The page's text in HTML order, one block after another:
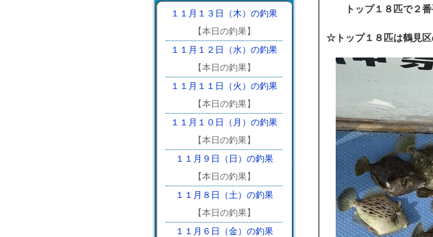
１１月１３日（木）の釣果
【本日の釣果】
１１月１２日（水）の釣果
【本日の釣果】
１１月１１日（火）の釣果
【本日の釣果】
１１月１０日（月）の釣果
【本日の釣果】
１１月９日（日）の釣果
【本日の釣果】
１１月８日（土）の釣果
【本日の釣果】
１１月６日（金）の釣果
トップ１８匹で２番
☆トップ１８匹は鶴見区